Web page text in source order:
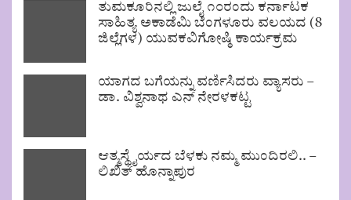
ತುಮಕೂರಿನಲ್ಲಿ ಜುಲೈ ೧೦ರಂದು ಕರ್ನಾಟಕ
ಸಾಹಿತ್ಯ ಅಕಾಡೆಮಿ ಬೆಂಗಳೂರು ವಲಯದ (8
ಜಿಲ್ಲೆಗಳ) ಯುವಕವಿಗೋಷ್ಠಿ ಕಾರ್ಯಕ್ರಮ
ಯಾಗದ ಬಗೆಯನ್ನು ವರ್ಣಿಸಿದರು ವ್ಯಾಸರು –
ಡಾ. ವಿಶ್ವನಾಥ ಎನ್ ನೇರಳಕಟ್ಟ
ಆತ್ಮಸ್ಥೈರ್ಯದ ಬೆಳಕು ನಮ್ಮ ಮುಂದಿರಲಿ.. –
ಲಿಖಿತ್ ಹೊನ್ನಾಪುರ